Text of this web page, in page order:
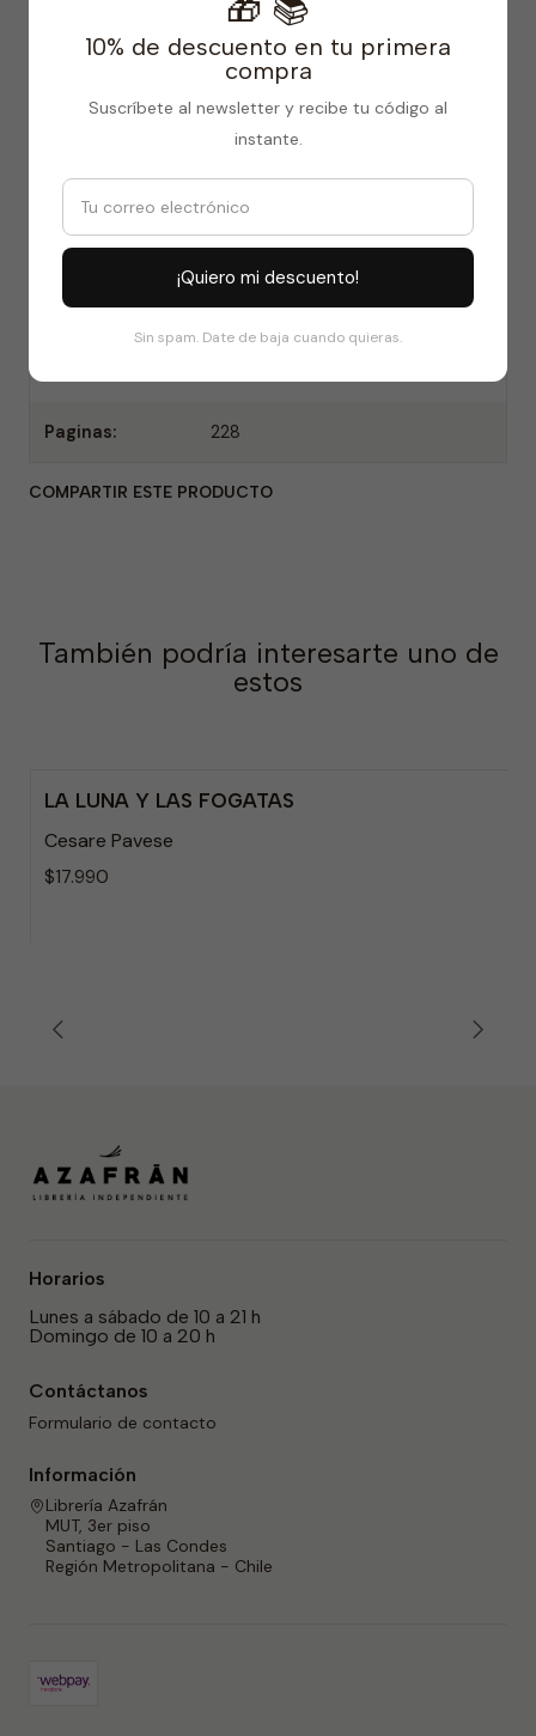
10% de descuento en tu primera
compra
Suscríbete al newsletter y recibe tu código al
instante.
¡Quiero mi descuento!
Sin spam. Date de baja cuando quieras.
antiguas sociedades en la vida
contemporánea.Además, la narrativa de Bengoa se
entrelaza con anécdotas personales y una conexión
emocional con el lugar. Cada capítulo se convierte en
un viaje no solo físico, sino también espiritual, donde el
autor comparte su pasión por la historia y su deseo
de comprender mejor las raíces de la civilización.
DETALLES
Autor: José Bengoa
Paginas: 228
COMPARTIR ESTE PRODUCTO
También podría interesarte uno de
estos
Agotado
LA LUNA Y LAS FOGATAS
Cesare Pavese
$17.990
Horarios
Lunes a sábado de 10 a 21 h
Domingo de 10 a 20 h
Contáctanos
Formulario de contacto
Información
Librería Azafrán
MUT, 3er piso
Santiago - Las Condes
Región Metropolitana - Chile